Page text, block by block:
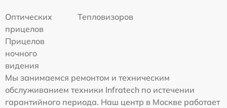
Оптических
прицелов
Тепловизоров
Прицелов
ночного
видения
Мы занимаемся ремонтом и техническим
обслуживанием техники Infratech по истечении
гарантийного периода. Наш центр в Москве работает